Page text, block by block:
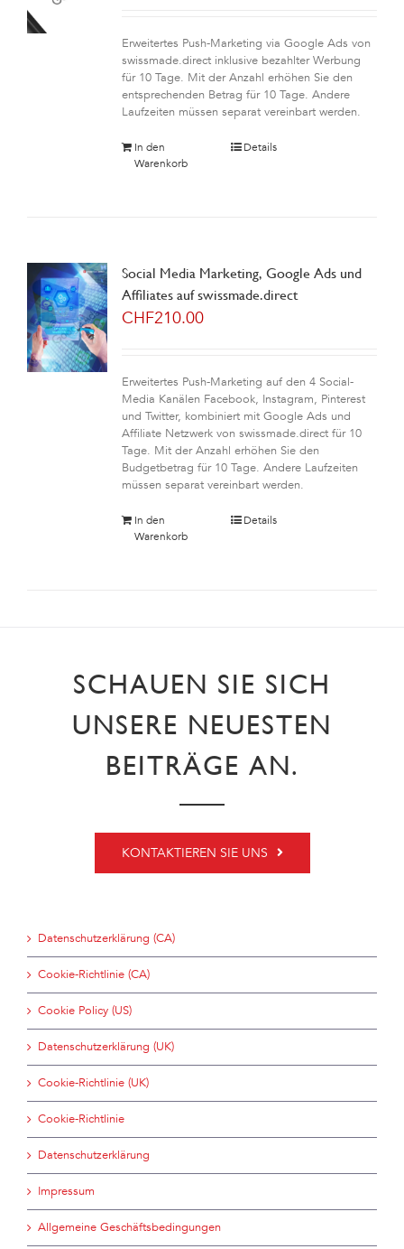
Erweitertes Push-Marketing via Google Ads von
swissmade.direct inklusive bezahlter Werbung
für 10 Tage. Mit der Anzahl erhöhen Sie den
entsprechenden Betrag für 10 Tage. Andere
Laufzeiten müssen separat vereinbart werden.
In den
Warenkorb
Details
Social Media Marketing, Google Ads und
Affiliates auf swissmade.direct
CHF210.00
Erweitertes Push-Marketing auf den 4 Social-
Media Kanälen Facebook, Instagram, Pinterest
und Twitter, kombiniert mit Google Ads und
Affiliate Netzwerk von swissmade.direct für 10
Tage. Mit der Anzahl erhöhen Sie den
Budgetbetrag für 10 Tage. Andere Laufzeiten
müssen separat vereinbart werden.
In den
Warenkorb
Details
SCHAUEN SIE SICH
UNSERE NEUESTEN
BEITRÄGE AN.
KONTAKTIEREN SIE UNS
Datenschutzerklärung (CA)
Cookie-Richtlinie (CA)
Cookie Policy (US)
Datenschutzerklärung (UK)
Cookie-Richtlinie (UK)
Cookie-Richtlinie
Datenschutzerklärung
Impressum
Allgemeine Geschäftsbedingungen